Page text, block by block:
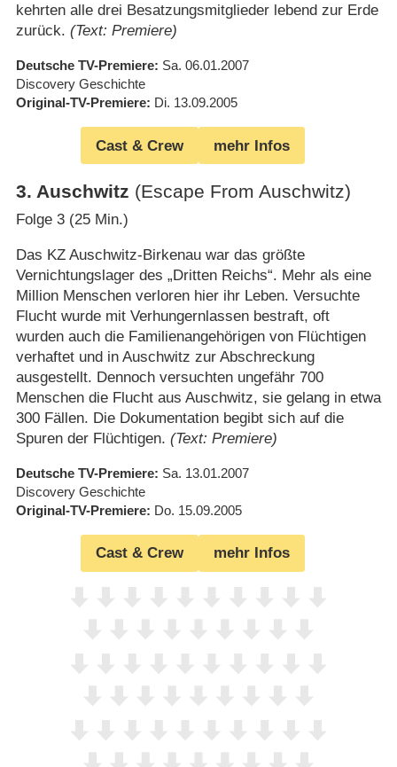
kehrten alle drei Besatzungsmitglieder lebend zur Erde
zurück. (Text: Premiere)
Deutsche TV-Premiere Sa. 06.01.2007
Discovery Geschichte
Original-TV-Premiere Di. 13.09.2005
Cast & Crew mehr Infos
3. Auschwitz (Escape From Auschwitz)
Folge 3 (25 Min.)
Das KZ Auschwitz-Birkenau war das größte
Vernichtungslager des „Dritten Reichs“. Mehr als eine
Million Menschen verloren hier ihr Leben. Versuchte
Flucht wurde mit Verhungernlassen bestraft, oft
wurden auch die Familienangehörigen von Flüchtigen
verhaftet und in Auschwitz zur Abschreckung
ausgestellt. Dennoch versuchten ungefähr 700
Menschen die Flucht aus Auschwitz, sie gelang in etwa
300 Fällen. Die Dokumentation begibt sich auf die
Spuren der Flüchtigen. (Text: Premiere)
Deutsche TV-Premiere Sa. 13.01.2007
Discovery Geschichte
Original-TV-Premiere Do. 15.09.2005
Cast & Crew mehr Infos